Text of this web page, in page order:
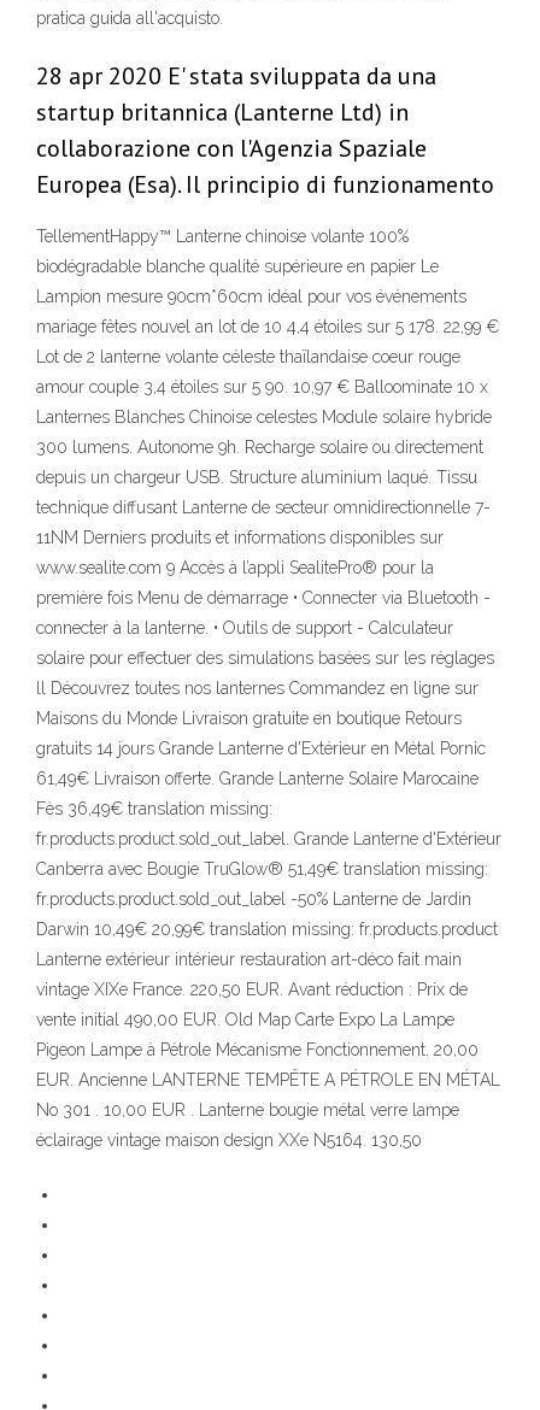
pratica guida all'acquisto.
28 apr 2020 E' stata sviluppata da una
startup britannica (Lanterne Ltd) in
collaborazione con l'Agenzia Spaziale
Europea (Esa). Il principio di funzionamento
TellementHappy™ Lanterne chinoise volante 100%
biodégradable blanche qualité supérieure en papier Le
Lampion mesure 90cm*60cm idéal pour vos événements
mariage fêtes nouvel an lot de 10 4,4 étoiles sur 5 178. 22,99 €
Lot de 2 lanterne volante céleste thaïlandaise coeur rouge
amour couple 3,4 étoiles sur 5 90. 10,97 € Balloominate 10 x
Lanternes Blanches Chinoise celestes Module solaire hybride
300 lumens. Autonome 9h. Recharge solaire ou directement
depuis un chargeur USB. Structure aluminium laqué. Tissu
technique diffusant Lanterne de secteur omnidirectionnelle 7-
11NM Derniers produits et informations disponibles sur
www.sealite.com 9 Accès à l’appli SealitePro® pour la
première fois Menu de démarrage • Connecter via Bluetooth -
connecter à la lanterne. • Outils de support - Calculateur
solaire pour effectuer des simulations basées sur les réglages
ll Découvrez toutes nos lanternes Commandez en ligne sur
Maisons du Monde Livraison gratuite en boutique Retours
gratuits 14 jours Grande Lanterne d'Extérieur en Métal Pornic
61,49€ Livraison offerte. Grande Lanterne Solaire Marocaine
Fès 36,49€ translation missing:
fr.products.product.sold_out_label. Grande Lanterne d'Extérieur
Canberra avec Bougie TruGlow® 51,49€ translation missing:
fr.products.product.sold_out_label -50% Lanterne de Jardin
Darwin 10,49€ 20,99€ translation missing: fr.products.product
Lanterne extérieur intérieur restauration art-déco fait main
vintage XIXe France. 220,50 EUR. Avant réduction : Prix de
vente initial 490,00 EUR. Old Map Carte Expo La Lampe
Pigeon Lampe à Pétrole Mécanisme Fonctionnement. 20,00
EUR. Ancienne LANTERNE TEMPÊTE A PÉTROLE EN MÉTAL
No 301 . 10,00 EUR . Lanterne bougie métal verre lampe
éclairage vintage maison design XXe N5164. 130,50